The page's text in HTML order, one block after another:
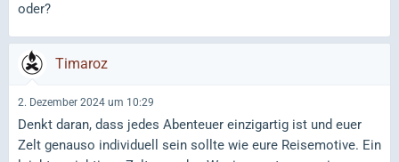
oder?
Timaroz
2. Dezember 2024 um 10:29
Denkt daran, dass jedes Abenteuer einzigartig ist und euer
Zelt genauso individuell sein sollte wie eure Reisemotive. Ein